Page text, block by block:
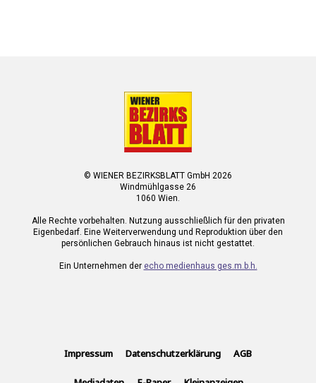
© WIENER BEZIRKSBLATT GmbH 2026
Windmühlgasse 26
1060 Wien.
Alle Rechte vorbehalten. Nutzung ausschließlich für den privaten
Eigenbedarf. Eine Weiterverwendung und Reproduktion über den
persönlichen Gebrauch hinaus ist nicht gestattet.
Ein Unternehmen der echo medienhaus ges.m.b.h.
Impressum Datenschutzerklärung AGB